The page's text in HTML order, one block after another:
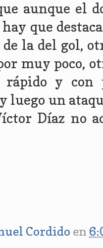
aunque el
que
de la del gol,
muy poco,
y con
luego un
Díaz no
Cordido en